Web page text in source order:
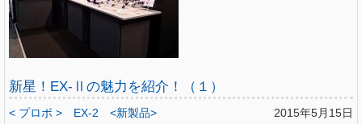
新星！EX-Ⅱの魅力を紹介！（１）
2015年5月15日
< プロポ > EX-2
<新製品>